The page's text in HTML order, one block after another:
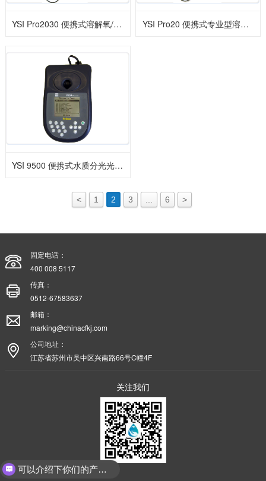
YSI Pro2030 便携式溶解氧/电导率测试仪 YSI Pro20 便携式专业型溶氧仪
YSI 9500 便携式水质分光光度计
< 1 2 3 6 >
固定电话：
400 008 5117
传真：
0512-67583637
邮箱：
marking@chinacfkj.com
公司地址：
江苏省苏州市吴中区兴南路66号C幢4F
关注我们
可以介绍下你们的产品么？